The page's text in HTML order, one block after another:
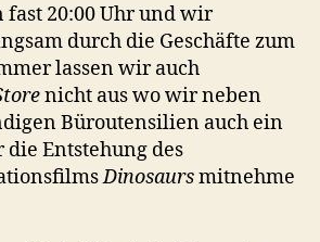
fast 20:00 Uhr und wir
durch die Geschäfte zum
lassen wir auch
nicht aus wo wir neben
Büroutensilien auch ein
die Entstehung des
Dinosaursmitnehme